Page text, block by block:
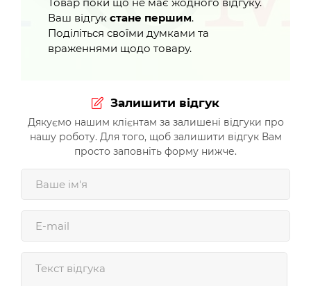
Товар поки що не має жодного відгуку.
Ваш відгук стане першим.
Поділіться своїми думками та
враженнями щодо товару.
Залишити відгук
Дякуємо нашим клієнтам за залишені відгуки про
нашу роботу. Для того, щоб залишити відгук Вам
просто заповніть форму нижче.